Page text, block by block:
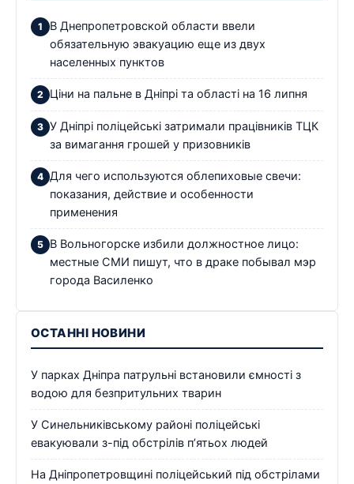
В Днепропетровской области ввели
обязательную эвакуацию еще из двух
населенных пунктов
Ціни на пальне в Дніпрі та області на 16 липня
У Дніпрі поліцейські затримали працівників ТЦК
за вимагання грошей у призовників
Для чего используются облепиховые свечи:
показания, действие и особенности
применения
В Вольногорске избили должностное лицо:
местные СМИ пишут, что в драке побывал мэр
города Василенко
ОСТАННІ НОВИНИ
У парках Дніпра патрульні встановили ємності з
водою для безпритульних тварин
У Синельниківському районі поліцейські
евакуювали з-під обстрілів п’ятьох людей
На Дніпропетровщині поліцейський під обстрілами